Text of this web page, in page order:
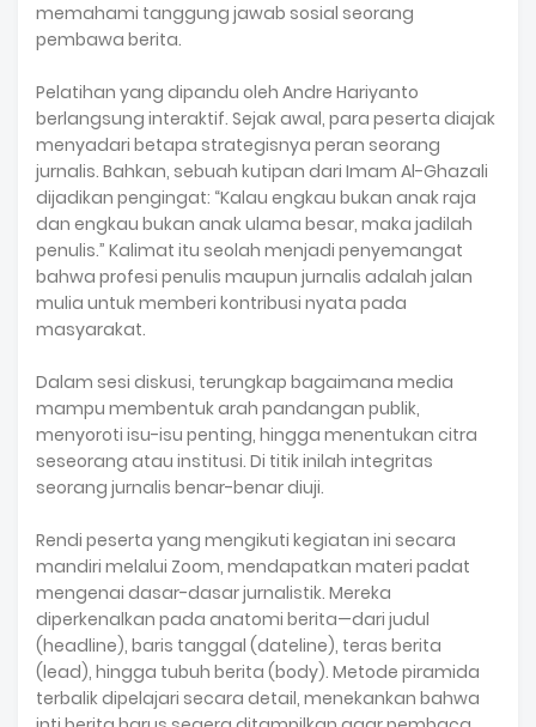
memahami tanggung jawab sosial seorang
pembawa berita.
Pelatihan yang dipandu oleh Andre Hariyanto
berlangsung interaktif. Sejak awal, para peserta diajak
menyadari betapa strategisnya peran seorang
jurnalis. Bahkan, sebuah kutipan dari Imam Al-Ghazali
dijadikan pengingat: “Kalau engkau bukan anak raja
dan engkau bukan anak ulama besar, maka jadilah
penulis.” Kalimat itu seolah menjadi penyemangat
bahwa profesi penulis maupun jurnalis adalah jalan
mulia untuk memberi kontribusi nyata pada
masyarakat.
Dalam sesi diskusi, terungkap bagaimana media
mampu membentuk arah pandangan publik,
menyoroti isu-isu penting, hingga menentukan citra
seseorang atau institusi. Di titik inilah integritas
seorang jurnalis benar-benar diuji.
Rendi peserta yang mengikuti kegiatan ini secara
mandiri melalui Zoom, mendapatkan materi padat
mengenai dasar-dasar jurnalistik. Mereka
diperkenalkan pada anatomi berita—dari judul
(headline), baris tanggal (dateline), teras berita
(lead), hingga tubuh berita (body). Metode piramida
terbalik dipelajari secara detail, menekankan bahwa